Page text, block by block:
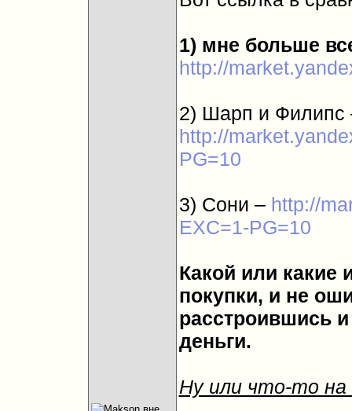
1) мне больше
http://
2) Шарп и Филипс
http://
PG=10
3) Сони – http://
EXC=1-PG=10
Какой или какие
покупки, и не
расстроившись
деньги.
Ну или что-то на